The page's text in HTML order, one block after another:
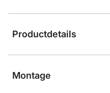
Productdetails
Montage